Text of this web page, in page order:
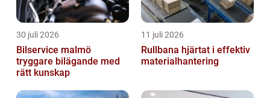
30 juli 2026
Bilservice malmö
tryggare bilägande med
rätt kunskap
11 juli 2026
Rullbana hjärtat i effektiv
materialhantering